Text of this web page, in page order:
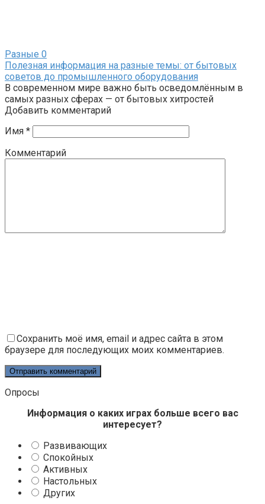
Разные 0
Полезная информация на разные темы: от бытовых
советов до промышленного оборудования
В современном мире важно быть осведомлённым в
самых разных сферах — от бытовых хитростей
Добавить комментарий
Имя *
Комментарий
Сохранить моё имя, email и адрес сайта в этом
браузере для последующих моих комментариев.
Опросы
Информация о каких играх больше всего вас
интересует?
Развивающих
Спокойных
Активных
Настольных
Других